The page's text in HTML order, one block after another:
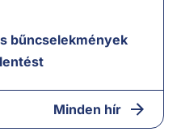
bűncselekmények
Minden hír